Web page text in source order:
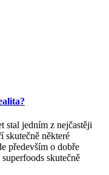
stal jedním z nejčastěji
skutečně některé
především o dobře
skutečně